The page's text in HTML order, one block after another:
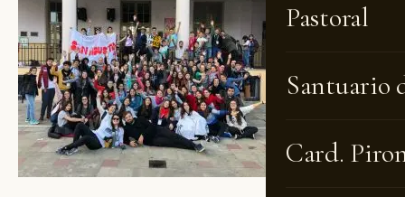
Pastoral
Santuario
Card.